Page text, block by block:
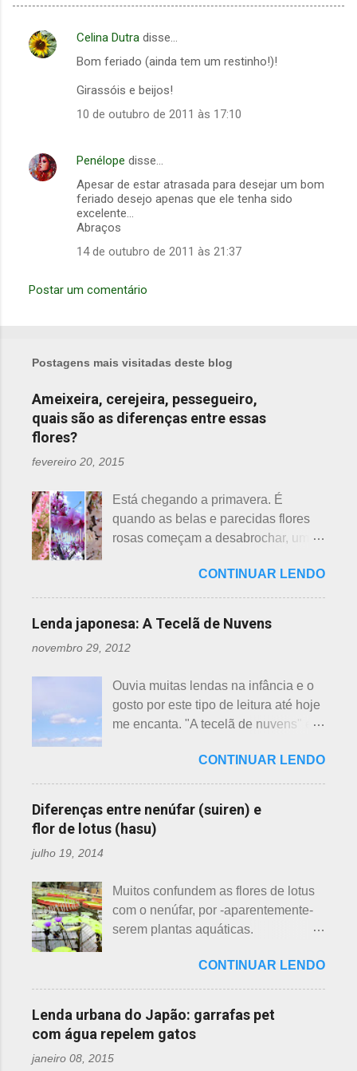
C
t
á
Celina Dutra disse…
Bom feriado (ainda tem um restinho!)!
Girassóis e beijos!
10 de outubro de 2011 às 17:10
Penélope disse…
Apesar de estar atrasada para desejar um bom
feriado desejo apenas que ele tenha sido
excelente...
Abraços
14 de outubro de 2011 às 21:37
Postar um comentário
Postagens mais visitadas deste blog
Ameixeira, cerejeira, pessegueiro,
quais são as diferenças entre essas
flores?
fevereiro 20, 2015
Está chegando a primavera. É
quando as belas e parecidas flores
rosas começam a desabrochar, uma
fevereiro, a segunda em março e, no
final de março até abril, as cerejeiras.
Lembrando que o clima pode
ou atrasando a florescência. Também
identificação ou com o nome das
flores, pelas cores e algumas
semelhanças. Saiba como identificar
parecidas: - Ameixeira - Ume 梅 A
primeira a florescer é a ameixeira.
Particularmente, dessas 3 flores,
gosto mais da ameixeira. O período
Ameixeiras não tem caule e as flores
brotam diretamente dos ramos. Cada
junta no botão tem apenas uma flor e
é relativamente espaçoso. As pétalas
são arredondadas. - Pessegueiro -
árvores do pessegueiro são mais
baixas, geralmente apresen...
CONTINUAR LENDO
Lenda japonesa: A Tecelã de Nuvens
novembro 29, 2012
Ouvia muitas lendas na infância e o
gosto por este tipo de leitura até hoje
me encanta. "A tecelã de nuvens" é
japonesas e - embora muitos
conheçam - compartilho aos que
ainda não tiveram essa
oportunidade. A tecelã de nuvens Há
muito tempo atrás, na terra do sol
suas terras para o plantio. Sozinho
no mundo e muito triste, pois a mãe,
que era tecelã, havia falecido
para ajudá-lo nessa tarefa. Eis que
estava ele semeando e, de repente,
viu uma cobra rastejando no chão.
Sei percebeu que a cobra deslizou
CONTINUAR LENDO
Diferenças entre nenúfar (suiren) e
flor de lotus (hasu)
julho 19, 2014
Muitos confundem as flores de lotus
com o nenúfar, por -aparentemente-
serem plantas aquáticas.
na água, no entanto, existem
diferenças. Nenúfar brota na água e
flor de lotus no chão lodoso que,
popularmente, dizemos brejo. Vou
explicar de maneira bem objetiva,
qual a diferença entre o nenúfar -
CONTINUAR LENDO
Lenda urbana do Japão: garrafas pet
com água repelem gatos
janeiro 08, 2015